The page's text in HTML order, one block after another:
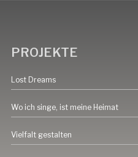
PROJEKTE
Lost Dreams
Wo ich singe, ist meine Heimat
Vielfalt gestalten